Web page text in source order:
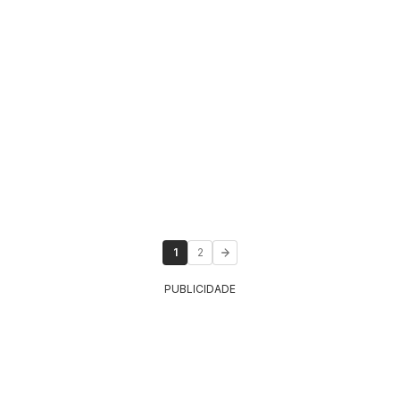
1 2
PUBLICIDADE